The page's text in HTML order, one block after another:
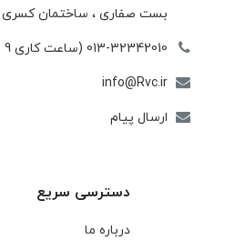
بست صفاری ، ساختمان كسری
013-32342010 (ساعت کاری 9 الی 20:30)
info@Rvc.ir
ارسال پیام
دسترسی سریع
درباره ما